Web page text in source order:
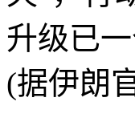
升级已
(据伊朗